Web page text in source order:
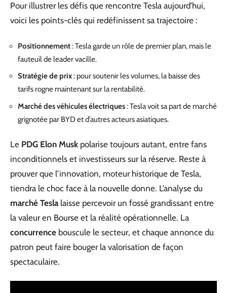
Pour illustrer les défis que rencontre Tesla aujourd’hui,
voici les points-clés qui redéfinissent sa trajectoire :
Positionnement: Tesla garde un rôle de premier plan, mais le
fauteuil de leader vacille.
Stratégie de prix: pour soutenir les volumes, la baisse des
tarifs rogne maintenant sur la rentabilité.
Marché des véhicules électriques: Tesla voit sa part de marché
grignotée par BYD et d’autres acteurs asiatiques.
Le PDG Elon Musk polarise toujours autant, entre fans
inconditionnels et investisseurs sur la réserve. Reste à
prouver que l’innovation, moteur historique de Tesla,
tiendra le choc face à la nouvelle donne. L’analyse du
marché Teslalaisse percevoir un fossé grandissant entre
la valeur en Bourse et la réalité opérationnelle. La
concurrence bouscule le secteur, et chaque annonce du
patron peut faire bouger la valorisation de façon
spectaculaire.